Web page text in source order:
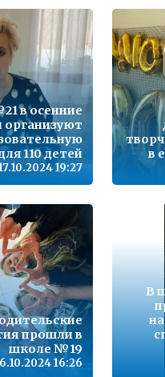
в осенние
организуют
110 детей
19:27
в
прошли в
школе №19
16:26
В